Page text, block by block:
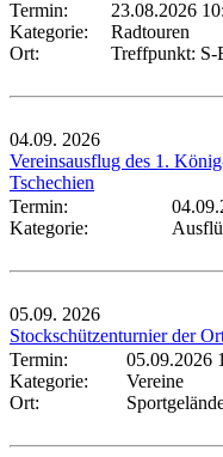
Termin:
23.08.2026
Kategorie:
Radtouren
Ort:
Treffpunkt: S-
04.09. 2026
Vereinsausflug des 1.
Tschechien
Termin:
Kategorie:
05.09. 2026
Stockschützenturnier der
Termin:
05.09.2026
Kategorie:
Vereine
Ort: